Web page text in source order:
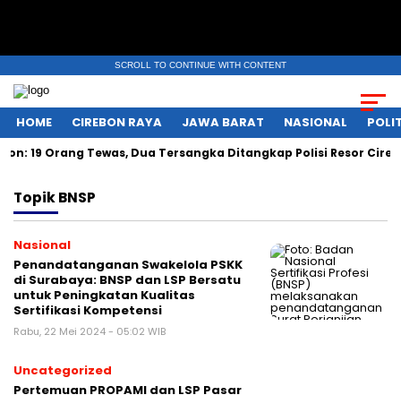
SCROLL TO CONTINUE WITH CONTENT
HOME CIREBON RAYA JAWA BARAT NASIONAL
19 Orang Tewas, Dua Tersangka Ditangkap Polisi Resor
TopikBNSP
Nasional
Penandatanganan Swakelola PSKK
di Surabaya: BNSP dan LSP Bersatu
untuk Peningkatan Kualitas
Sertifikasi Kompetensi
Rabu, 22 Mei 2024 - 05:02 WIB
Uncategorized
Pertemuan PROPAMI dan LSP Pasar